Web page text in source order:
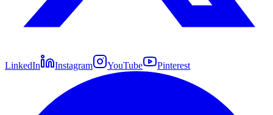
LinkedIn Instagram YouTube Pinterest